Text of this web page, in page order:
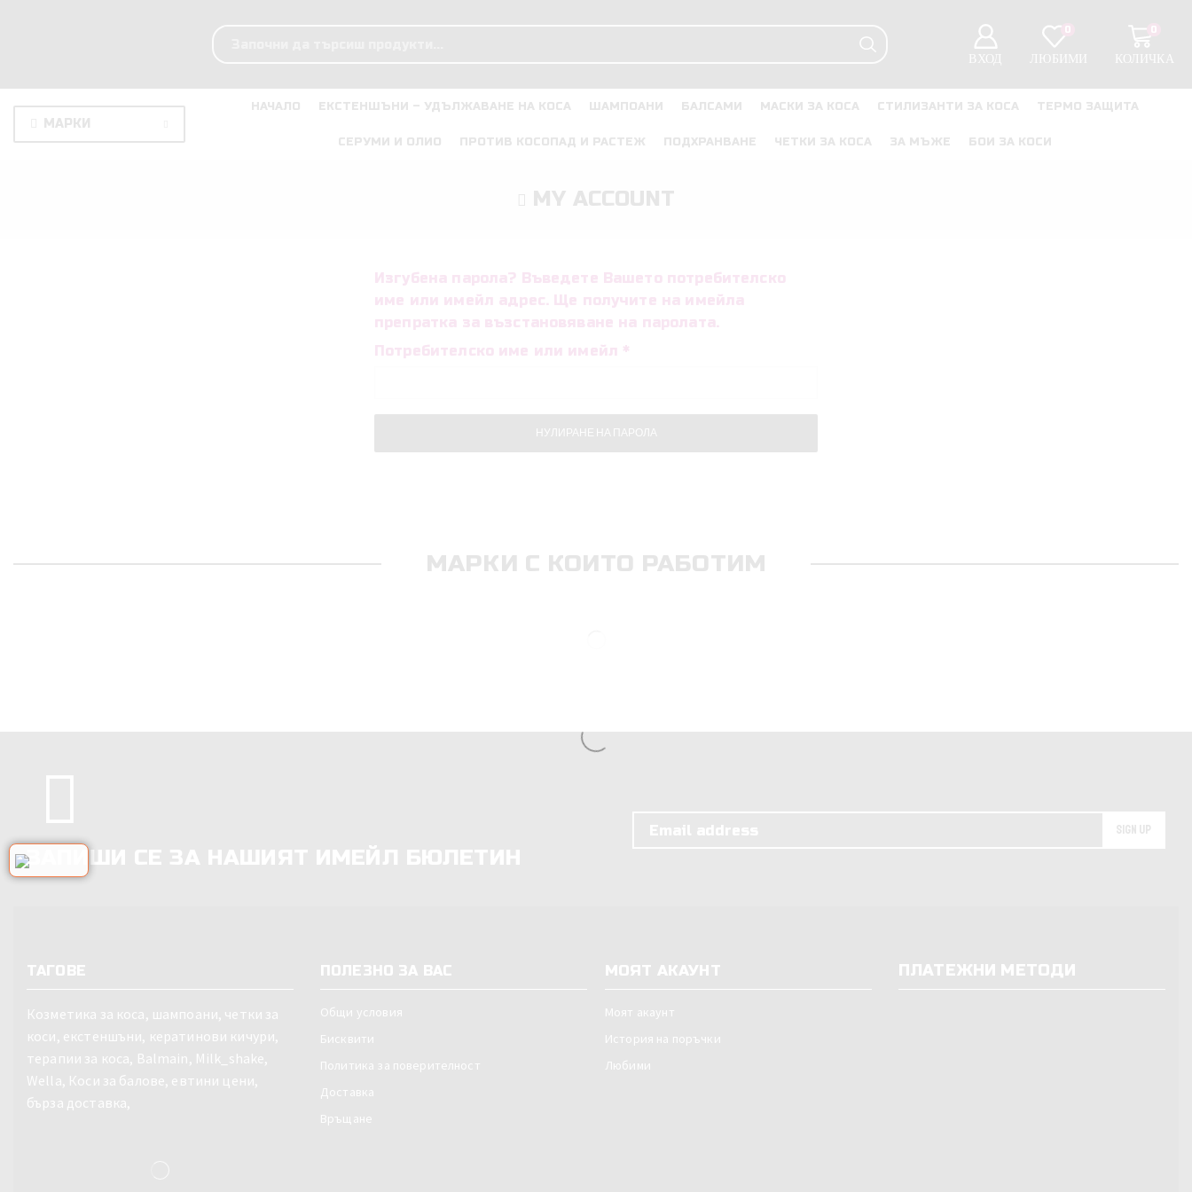
ВХОД
0
ЛЮБИМИ
0
КОЛИЧКА
МАРКИ
НАЧАЛО ЕКСТЕНШЪНИ – УДЪЛЖАВАНЕ НА КОСА ШАМПОАНИ БАЛСАМИ МАСКИ ЗА КОСА СТИЛИЗАНТИ ЗА КОСА ТЕРМО ЗАЩИТА
СЕРУМИ И ОЛИО ПРОТИВ КОСОПАД И РАСТЕЖ ПОДХРАНВАНЕ ЧЕТКИ ЗА КОСА ЗА МЪЖЕ БОИ ЗА КОСИ
MY ACCOUNT
Изгубена парола? Въведете Вашето потребителско
име или имейл адрес. Ще получите на имейла
препратка за възстановяване на паролата.
Потребителско име или имейл *
НУЛИРАНЕ НА ПАРОЛА
МАРКИ С КОИТО РАБОТИМ
ЗАПИШИ СЕ ЗА НАШИЯТ ИМЕЙЛ БЮЛЕТИН
ТАГОВЕ
Козметика за коса, шампоани, четки за
коси, екстеншъни, кератинови кичури,
терапии за коса, Balmain, Milk_shake,
Wella, Коси за балове, евтини цени,
бърза доставка,
ПОЛЕЗНО ЗА ВАС
Общи условия
Бисквити
Политика за поверителност
Доставка
Връщане
МОЯТ АКАУНТ
Моят акаунт
История на поръчки
Любими
ПЛАТЕЖНИ МЕТОДИ